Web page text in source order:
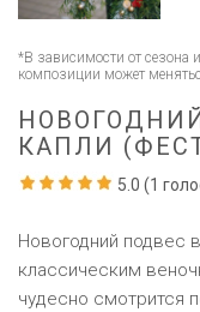
*В зависимости от сезона
композиции может
КАПЛИ
5.0 (1
Новогодний подвес
классическим
чудесно смотрится